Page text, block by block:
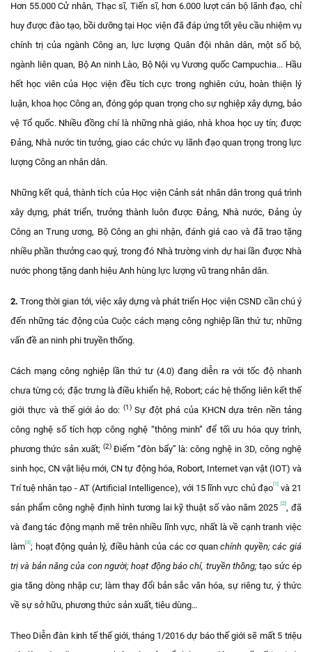
Hơn 55.000 Cử nhân, Thạc sĩ, Tiến sĩ, hơn 6.000 lượt cán bộ lãnh đạo, chỉ
huy được đào tạo, bồi dưỡng tại Học viện đã đáp ứng tốt yêu cầu nhiệm vụ
chính trị của ngành Công an, lực lượng Quân đội nhân dân, một số bộ,
ngành liên quan, Bộ An ninh Lào, Bộ Nội vụ Vương quốc Campuchia... Hầu
hết học viên của Học viện đều tích cực trong nghiên cứu, hoàn thiện lý
luận, khoa học Công an, đóng góp quan trọng cho sự nghiệp xây dựng, bảo
vệ Tổ quốc. Nhiều đồng chí là những nhà giáo, nhà khoa học uy tín; được
Đảng, Nhà nước tin tưởng, giao các chức vụ lãnh đạo quan trọng trong lực
lượng Công an nhân dân.
Những kết quả, thành tích của Học viện Cảnh sát nhân dân trong quá trình
xây dựng, phát triển, trưởng thành luôn được Đảng, Nhà nước, Đảng ủy
Công an Trung ương, Bộ Công an ghi nhận, đánh giá cao và đã trao tặng
nhiều phần thưởng cao quý, trong đó Nhà trường vinh dự hai lần được Nhà
nước phong tặng danh hiệu Anh hùng lực lượng vũ trang nhân dân.
2. Trong thời gian tới, việc xây dựng và phát triển Học viện CSND cần chú ý
đến những tác động của Cuộc cách mạng công nghiệp lần thứ tư; những
vấn đề an ninh phi truyền thống.
Cách mạng công nghiệp lần thứ tư (4.0) đang diễn ra với tốc độ nhanh
chưa từng có; đặc trưng là điều khiển hệ, Robort; các hệ thống liên kết thế
giới thực và thế giới ảo do:(1) Sự đột phá của KHCN dựa trên nền tảng
công nghệ số tích hợp công nghệ “thông minh” để tối ưu hóa quy trình,
phương thức sản xuất; (2) Điểm “đòn bẩy” là: công nghệ in 3D, công nghệ
sinh học, CN vật liệu mới, CN tự động hóa, Robort, Internet vạn vật (IOT) và
Trí tuệ nhân tạo - AT (Artificial Intelligence), với 15 lĩnh vực chủ đạo[1]và 21
sản phẩm công nghệ định hình tương lai kỹ thuật số vào năm 2025[2], đã
và đang tác động mạnh mẽ trên nhiều lĩnh vực, nhất là về cạnh tranh việc
làm[3]; hoạt động quản lý, điều hành của các cơ quanchính quyền; các giá
trị và bản năng của con người; hoạt động báo chí, truyền thông;tạo sức ép
gia tăng dòng nhập cư; làm thay đổi bản sắc văn hóa, sự riêng tư, ý thức
về sự sở hữu, phương thức sản xuất, tiêu dùng…
Theo Diễn đàn kinh tế thế giới, tháng 1/2016 dự báo thế giới sẽ mất 5 triệu